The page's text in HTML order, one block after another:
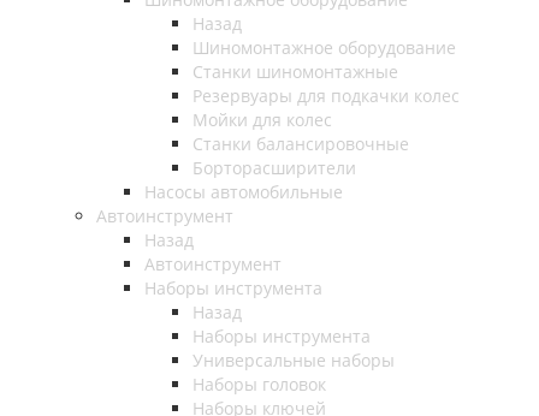
Назад
Шиномонтажное оборудование
Станки шиномонтажные
Резервуары для подкачки колес
Мойки для колес
Станки балансировочные
Борторасширители
Насосы автомобильные
Автоинструмент
Назад
Автоинструмент
Наборы инструмента
Назад
Наборы инструмента
Универсальные наборы
Наборы головок
Наборы ключей